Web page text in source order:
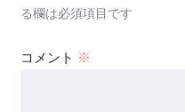
る欄は必須項目です
コメント ※